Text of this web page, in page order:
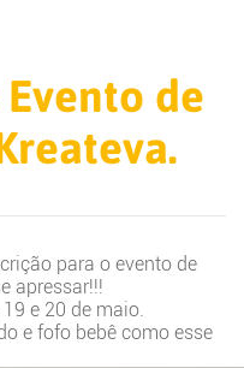
de
para o evento de
apressar!!!
e 20 de maio.
e fofo bebê como esse